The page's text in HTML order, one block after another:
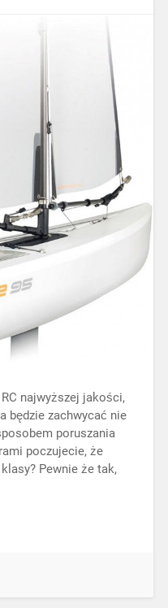
najwyższej jakości,
będzie zachwycać nie
poruszania
poczujecie, że
Pewnie że tak,